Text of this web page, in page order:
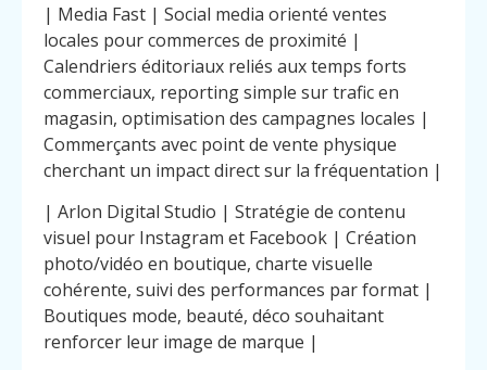
| Media Fast | Social media orienté ventes
locales pour commerces de proximité |
Calendriers éditoriaux reliés aux temps forts
commerciaux, reporting simple sur trafic en
magasin, optimisation des campagnes locales |
Commerçants avec point de vente physique
cherchant un impact direct sur la fréquentation |
| Arlon Digital Studio | Stratégie de contenu
visuel pour Instagram et Facebook | Création
photo/vidéo en boutique, charte visuelle
cohérente, suivi des performances par format |
Boutiques mode, beauté, déco souhaitant
renforcer leur image de marque |